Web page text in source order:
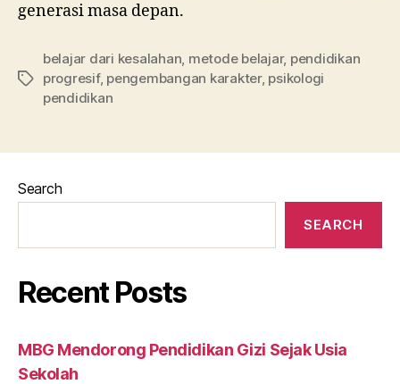
generasi masa depan.
Tags
belajar dari kesalahan, metode belajar, pendidikan
progresif, pengembangan karakter, psikologi
pendidikan
Search
SEARCH
Recent Posts
MBG Mendorong Pendidikan Gizi Sejak Usia
Sekolah